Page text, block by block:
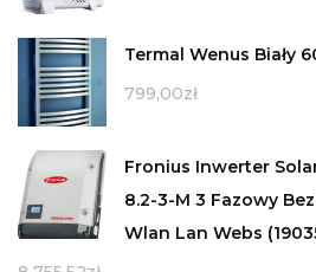
Termal Wenus Biały
799,00zł
Fronius Inwerter
8.2-3-M 3 Fazowy
Wlan Lan Webs